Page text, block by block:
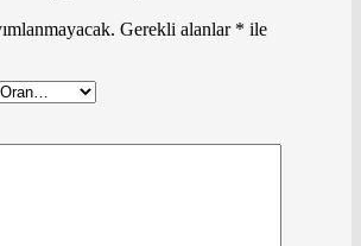
Gerekli alanlar * ile